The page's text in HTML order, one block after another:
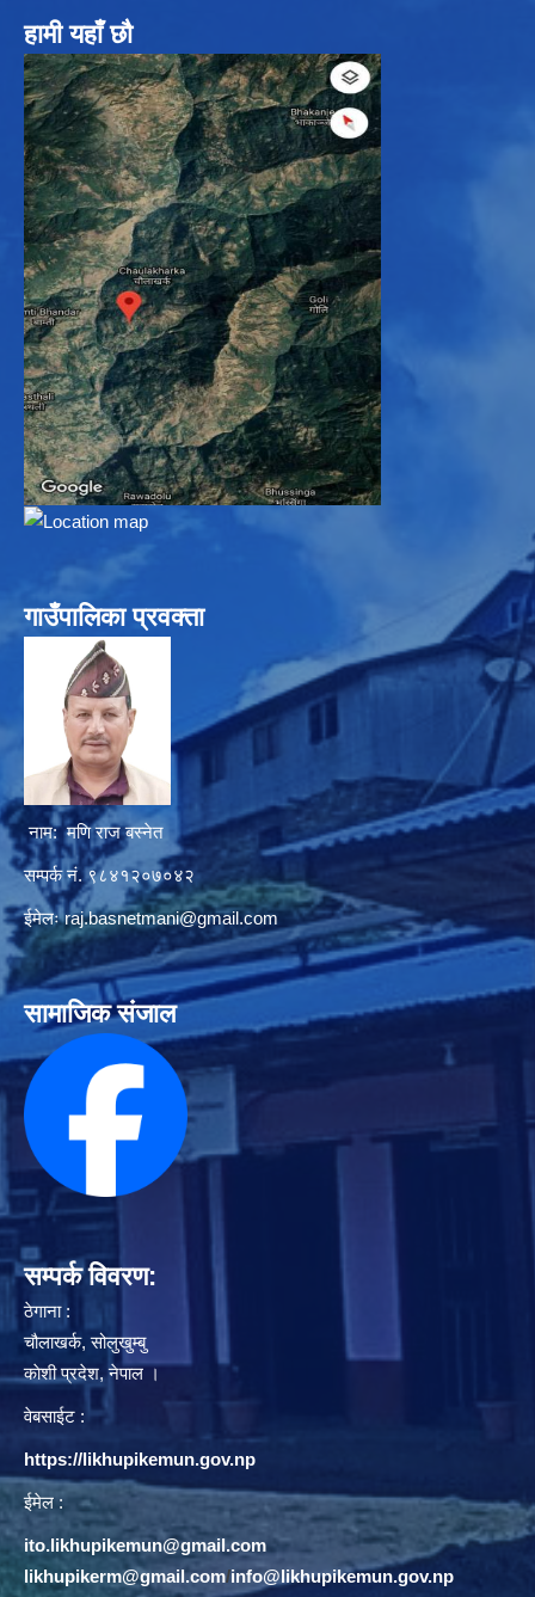
हामी यहाँ छौ
गाउँपालिका प्रवक्ता
नाम: मणि राज बस्नेत
सम्पर्क नं. ९८४१२०७०४२
ईमेलःraj.basnetmani@gmail.com
सामाजिक संजाल
सम्पर्क विवरण:
ठेगाना :
चौलाखर्क, सोलुखुम्बु
काेशी प्रदेश, नेपाल ।
वेबसाईट :
https://likhupikemun.gov.np
ईमेल :
ito.likhupikemun@gmail.com
likhupikerm@gmail.com/info@likhupikemun.gov.np